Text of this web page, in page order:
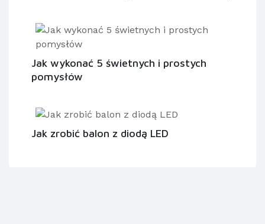
Jak wykonać 5 świetnych i prostych
pomysłów
Jak zrobić balon z diodą LED